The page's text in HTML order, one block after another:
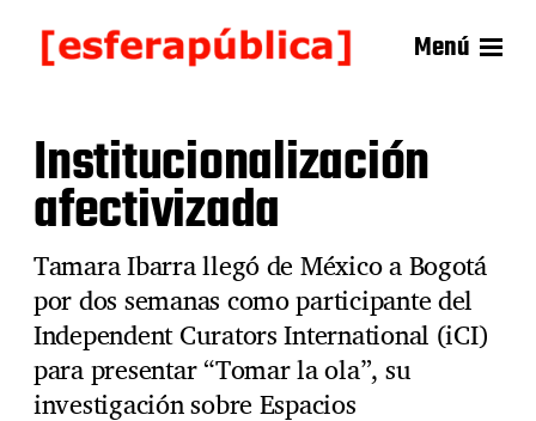
Menú
Institucionalización
afectivizada
Tamara Ibarra llegó de México a Bogotá
por dos semanas como participante del
Independent Curators International (iCI)
para presentar “Tomar la ola”, su
investigación sobre Espacios